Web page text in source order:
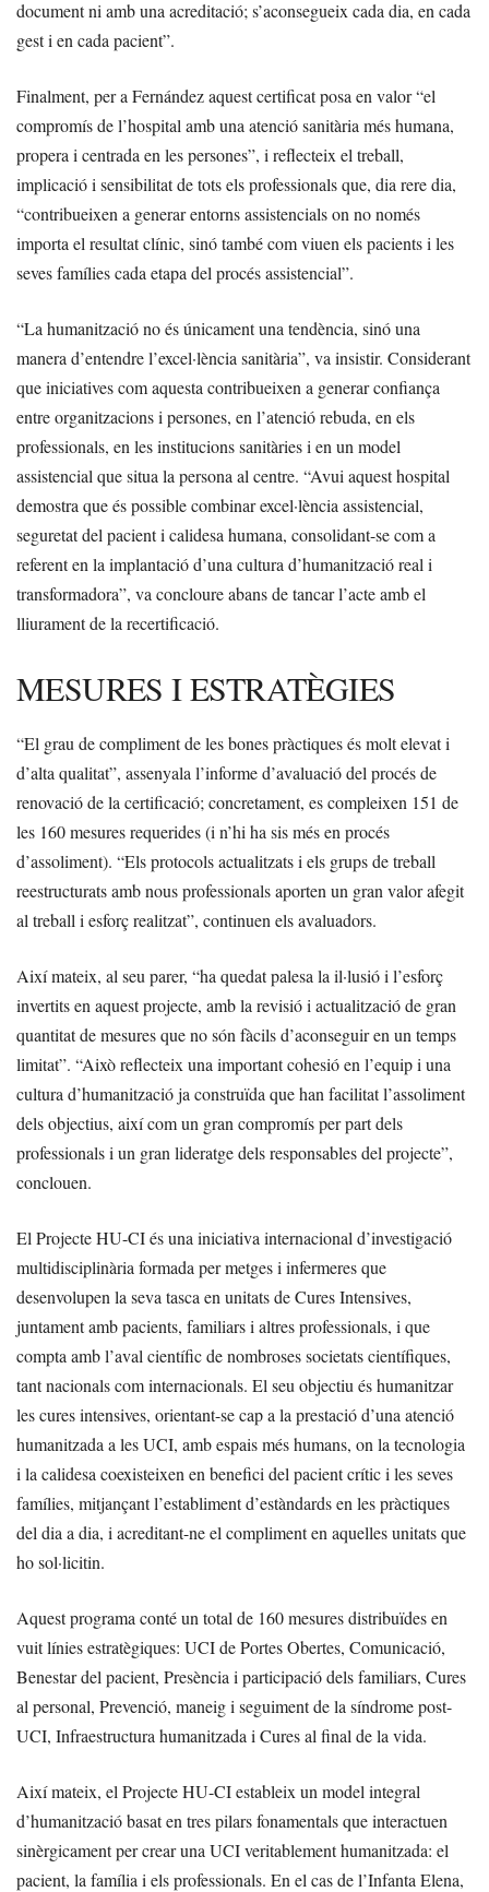
document ni amb una acreditació; s’aconsegueix cada dia, en cada
gest i en cada pacient”.
Finalment, per a Fernández aquest certificat posa en valor “el
compromís de l’hospital amb una atenció sanitària més humana,
propera i centrada en les persones”, i reflecteix el treball,
implicació i sensibilitat de tots els professionals que, dia rere dia,
“contribueixen a generar entorns assistencials on no només
importa el resultat clínic, sinó també com viuen els pacients i les
seves famílies cada etapa del procés assistencial”.
“La humanització no és únicament una tendència, sinó una
manera d’entendre l’excel·lència sanitària”, va insistir. Considerant
que iniciatives com aquesta contribueixen a generar confiança
entre organitzacions i persones, en l’atenció rebuda, en els
professionals, en les institucions sanitàries i en un model
assistencial que situa la persona al centre. “Avui aquest hospital
demostra que és possible combinar excel·lència assistencial,
seguretat del pacient i calidesa humana, consolidant-se com a
referent en la implantació d’una cultura d’humanització real i
transformadora”, va concloure abans de tancar l’acte amb el
lliurament de la recertificació.
MESURES I ESTRATÈGIES
“El grau de compliment de les bones pràctiques és molt elevat i
d’alta qualitat”, assenyala l’informe d’avaluació del procés de
renovació de la certificació; concretament, es compleixen 151 de
les 160 mesures requerides (i n’hi ha sis més en procés
d’assoliment). “Els protocols actualitzats i els grups de treball
reestructurats amb nous professionals aporten un gran valor afegit
al treball i esforç realitzat”, continuen els avaluadors.
Així mateix, al seu parer, “ha quedat palesa la il·lusió i l’esforç
invertits en aquest projecte, amb la revisió i actualització de gran
quantitat de mesures que no són fàcils d’aconseguir en un temps
limitat”. “Això reflecteix una important cohesió en l’equip i una
cultura d’humanització ja construïda que han facilitat l’assoliment
dels objectius, així com un gran compromís per part dels
professionals i un gran lideratge dels responsables del projecte”,
conclouen.
El Projecte HU-CI és una iniciativa internacional d’investigació
multidisciplinària formada per metges i infermeres que
desenvolupen la seva tasca en unitats de Cures Intensives,
juntament amb pacients, familiars i altres professionals, i que
compta amb l’aval científic de nombroses societats científiques,
tant nacionals com internacionals. El seu objectiu és humanitzar
les cures intensives, orientant-se cap a la prestació d’una atenció
humanitzada a les UCI, amb espais més humans, on la tecnologia
i la calidesa coexisteixen en benefici del pacient crític i les seves
famílies, mitjançant l’establiment d’estàndards en les pràctiques
del dia a dia, i acreditant-ne el compliment en aquelles unitats que
ho sol·licitin.
Aquest programa conté un total de 160 mesures distribuïdes en
vuit línies estratègiques: UCI de Portes Obertes, Comunicació,
Benestar del pacient, Presència i participació dels familiars, Cures
al personal, Prevenció, maneig i seguiment de la síndrome post-
UCI, Infraestructura humanitzada i Cures al final de la vida.
Així mateix, el Projecte HU-CI estableix un model integral
d’humanització basat en tres pilars fonamentals que interactuen
sinèrgicament per crear una UCI veritablement humanitzada: el
pacient, la família i els professionals. En el cas de l’Infanta Elena,